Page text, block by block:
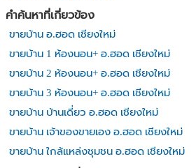
คำค้นหาที่เกี่ยวข้อง
ขายบ้าน อ.ฮอด เชียงใหม่
ขายบ้าน 1 ห้องนอน+ อ.ฮอด เชียงใหม่
ขายบ้าน 2 ห้องนอน+ อ.ฮอด เชียงใหม่
ขายบ้าน 3 ห้องนอน+ อ.ฮอด เชียงใหม่
ขายบ้าน บ้านเดี่ยว อ.ฮอด เชียงใหม่
ขายบ้าน เจ้าของขายเอง อ.ฮอด เชียงใหม่
ขายบ้าน ใกล้แหล่งชุมชน อ.ฮอด เชียงใหม่